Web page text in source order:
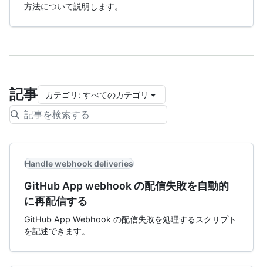
方法について説明します。
記事 カテゴリ : すべてのカテゴリ
Handle webhook deliveries
GitHub App webhook の配信失敗を自動的
に再配信する
GitHub App Webhook の配信失敗を処理するスクリプト
を記述できます。